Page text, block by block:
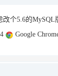
个5.6的MySQL
Google